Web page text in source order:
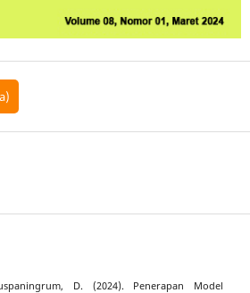
D. (2024). Penerapan Model